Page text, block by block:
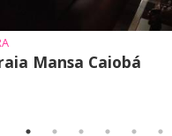
Mansa Caiobá